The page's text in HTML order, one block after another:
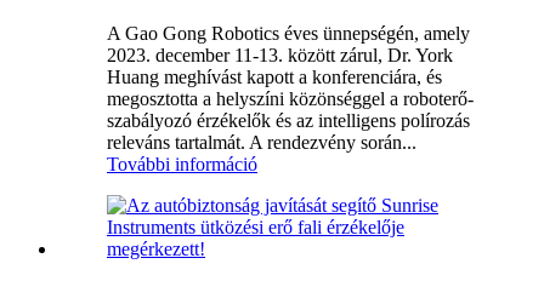
A Gao Gong Robotics éves ünnepségén, amely
2023. december 11-13. között zárul, Dr. York
Huang meghívást kapott a konferenciára, és
megosztotta a helyszíni közönséggel a roboterő-
szabályozó érzékelők és az intelligens polírozás
releváns tartalmát. A rendezvény során...
További információ